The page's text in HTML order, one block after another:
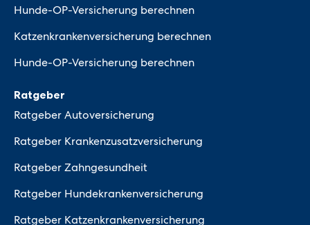
Hunde-OP-Versicherung berechnen
Katzenkrankenversicherung berechnen
Hunde-OP-Versicherung berechnen
Ratgeber
Ratgeber Autoversicherung
Ratgeber Krankenzusatzversicherung
Ratgeber Zahngesundheit
Ratgeber Hundekrankenversicherung
Ratgeber Katzenkrankenversicherung